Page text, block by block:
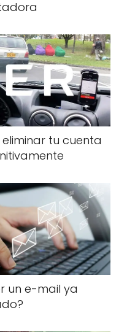
tu cuenta
un e-mail ya